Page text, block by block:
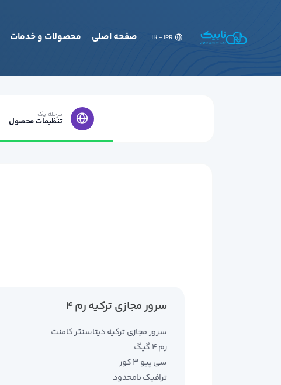
IR- IRR صفحه اصلی محصولات و خدمات
مرحله یک
تنظیمات محصول
سرور مجازی ترکیه رم 4
سرور مجازی ترکیه دیتاسنتر کامنت
رم 4 گیگ
سی پیو 3 کور
ترافیک نامحدود